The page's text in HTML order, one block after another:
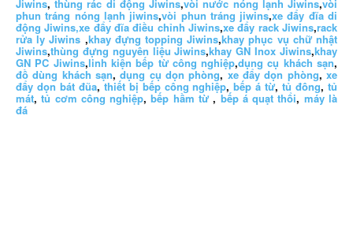
Jiwins,thùng rác di động Jiwins,vòi nước nóng lạnh Jiwins,vòi
phun tráng nóng lạnh jiwins,vòi phun tráng jiwins,xe đẩy đĩa di
động Jiwins,xe đẩy đĩa điều chỉnh Jiwins,xe đẩy rack Jiwins,rack
rửa ly Jiwins ,khay đựng topping Jiwins,khay phục vụ chữ nhật
Jiwins,thùng đựng nguyên liệu Jiwins,khay GN Inox Jiwins,khay
GN PC Jiwins,linh kiện bếp từ công nghiệp,dụng cụ khách sạn,
đồ dùng khách sạn,dụng cụ dọn phòng, xe đẩy dọn phòng,xe
đẩy dọn bát đũa, thiết bị bếp công nghiệp,bếp á từ,tủ đông,tủ
mát,tủ cơm công nghiệp,bếp hầm từ , bếp á quạt thổi, máy là
đá